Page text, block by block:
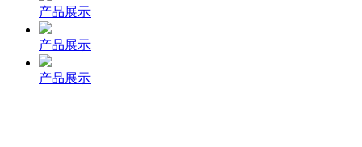
产品展示
产品展示
产品展示